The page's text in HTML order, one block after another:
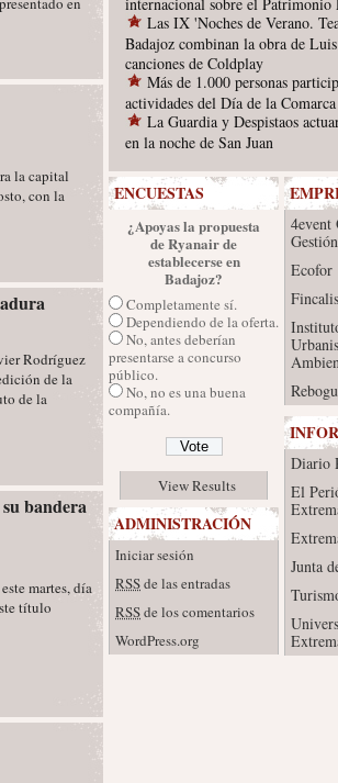
la capital
con la
Rodríguez
de la
de la
bandera
martes, día
título
Las IX 'Noches de Verano.
Badajoz combinan la obra de
canciones de Coldplay
Más de 1.000 personas
actividades del Día de la
La Guardia y Despistaos
en la noche de San Juan
4event
Gestión
Ecofor
Fincalis
Diario
El
Junta
ENCUESTAS
¿Apoyas la propuesta
de Ryanair de
establecerse en
Badajoz?
Completamente sí.
Dependiendo de la oferta.
No, antes deberían
presentarse a concurso
público.
No, no es una buena
compañía.
View Results
ADMINISTRACIÓN
Iniciar sesión
RSSde las entradas
RSSde los comentarios
WordPress.org